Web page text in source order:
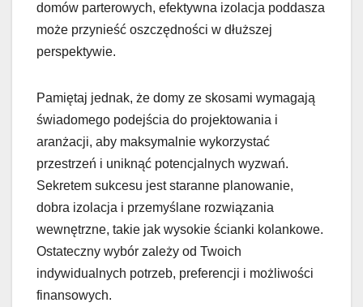
domów parterowych, efektywna izolacja poddasza
może przynieść oszczędności w dłuższej
perspektywie.
Pamiętaj jednak, że domy ze skosami wymagają
świadomego podejścia do projektowania i
aranżacji, aby maksymalnie wykorzystać
przestrzeń i uniknąć potencjalnych wyzwań.
Sekretem sukcesu jest staranne planowanie,
dobra izolacja i przemyślane rozwiązania
wewnętrzne, takie jak wysokie ścianki kolankowe.
Ostateczny wybór zależy od Twoich
indywidualnych potrzeb, preferencji i możliwości
finansowych.